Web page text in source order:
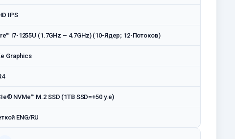
IPS
i7-1255U (1.7GHz – 4.7GHz) (10-Ядер; 12-Потоков)
Graphics
NVMe™ M.2 SSD (1TB SSD=+50 у.е)
ENG/RU